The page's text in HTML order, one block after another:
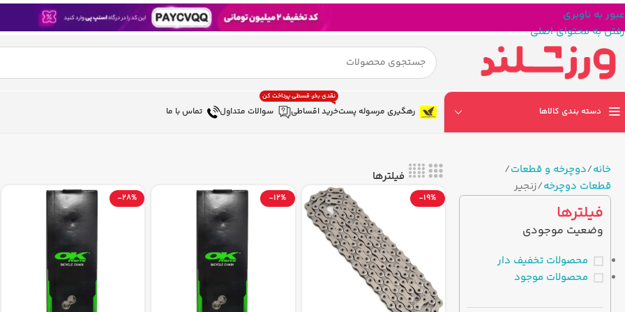
عبور به ناوبری
رفتن به محتوای اصلی
دسته بندی کالاها رهگیری مرسوله پستخرید اقساطی
نقدی بخر، قسطی پرداخت کن
سوالات متداول تماس با ما
خانه دوچرخه و قطعات
قطعات دوچرخه زنجیر
فیلترها
وضعیت موجودی
محصولات تخفیف دار
محصولات موجود
فیلترها
-19%
-12%
-28%